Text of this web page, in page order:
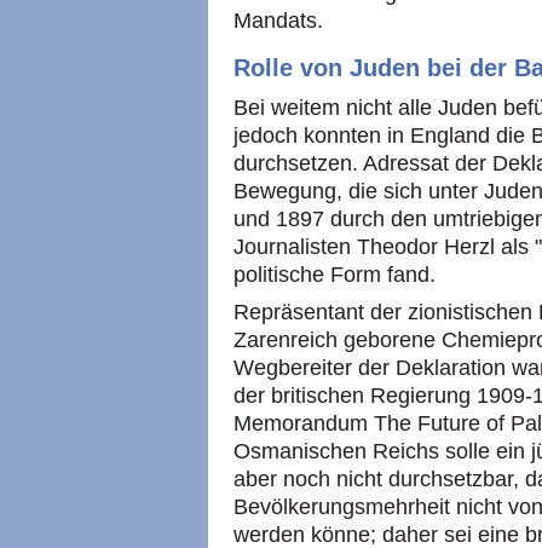
Mandats.
Rolle von Juden bei der
Bei weitem nicht alle Juden
jedoch konnten in England die
durchsetzen. Adressat der
Bewegung, die sich unter
und 1897 durch den
Journalisten Theodor Herzl als
politische Form fand.
Repräsentant der
Zarenreich geborene
Wegbereiter der Deklaration
der britischen Regierung
Memorandum The Future of
Osmanischen Reichs solle ein
aber noch nicht durchsetzbar,
Bevölkerungsmehrheit nicht
werden könne; daher sei eine